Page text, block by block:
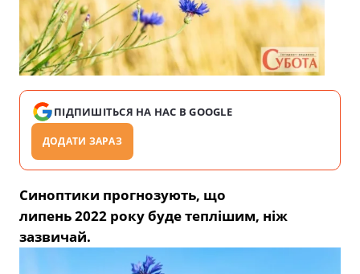
ПІДПИШІТЬСЯ НА НАС В GOOGLE
ДОДАТИ ЗАРАЗ
Синоптики прогнозують, що
липень 2022 року буде теплішим, ніж
зазвичай.